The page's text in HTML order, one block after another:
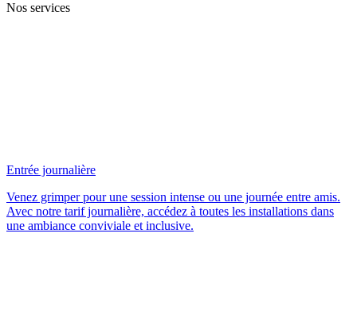
Nos services
Entrée journalière
Venez grimper pour une session intense ou une journée entre amis.
Avec notre tarif journalière, accédez à toutes les installations dans
une ambiance conviviale et inclusive.